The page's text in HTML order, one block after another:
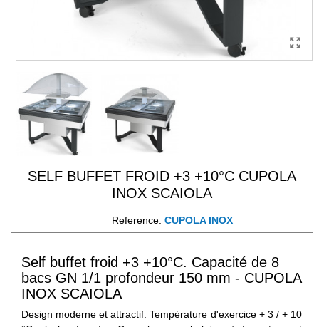
SELF BUFFET FROID +3 +10°C CUPOLA
INOX SCAIOLA
Reference: CUPOLA INOX
Self buffet froid +3 +10°C. Capacité de 8
bacs GN 1/1 profondeur 150 mm - CUPOLA
INOX SCAIOLA
Design moderne et attractif. Température d'exercice + 3 / + 10